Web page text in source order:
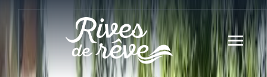
Panneau de gestion des cookies